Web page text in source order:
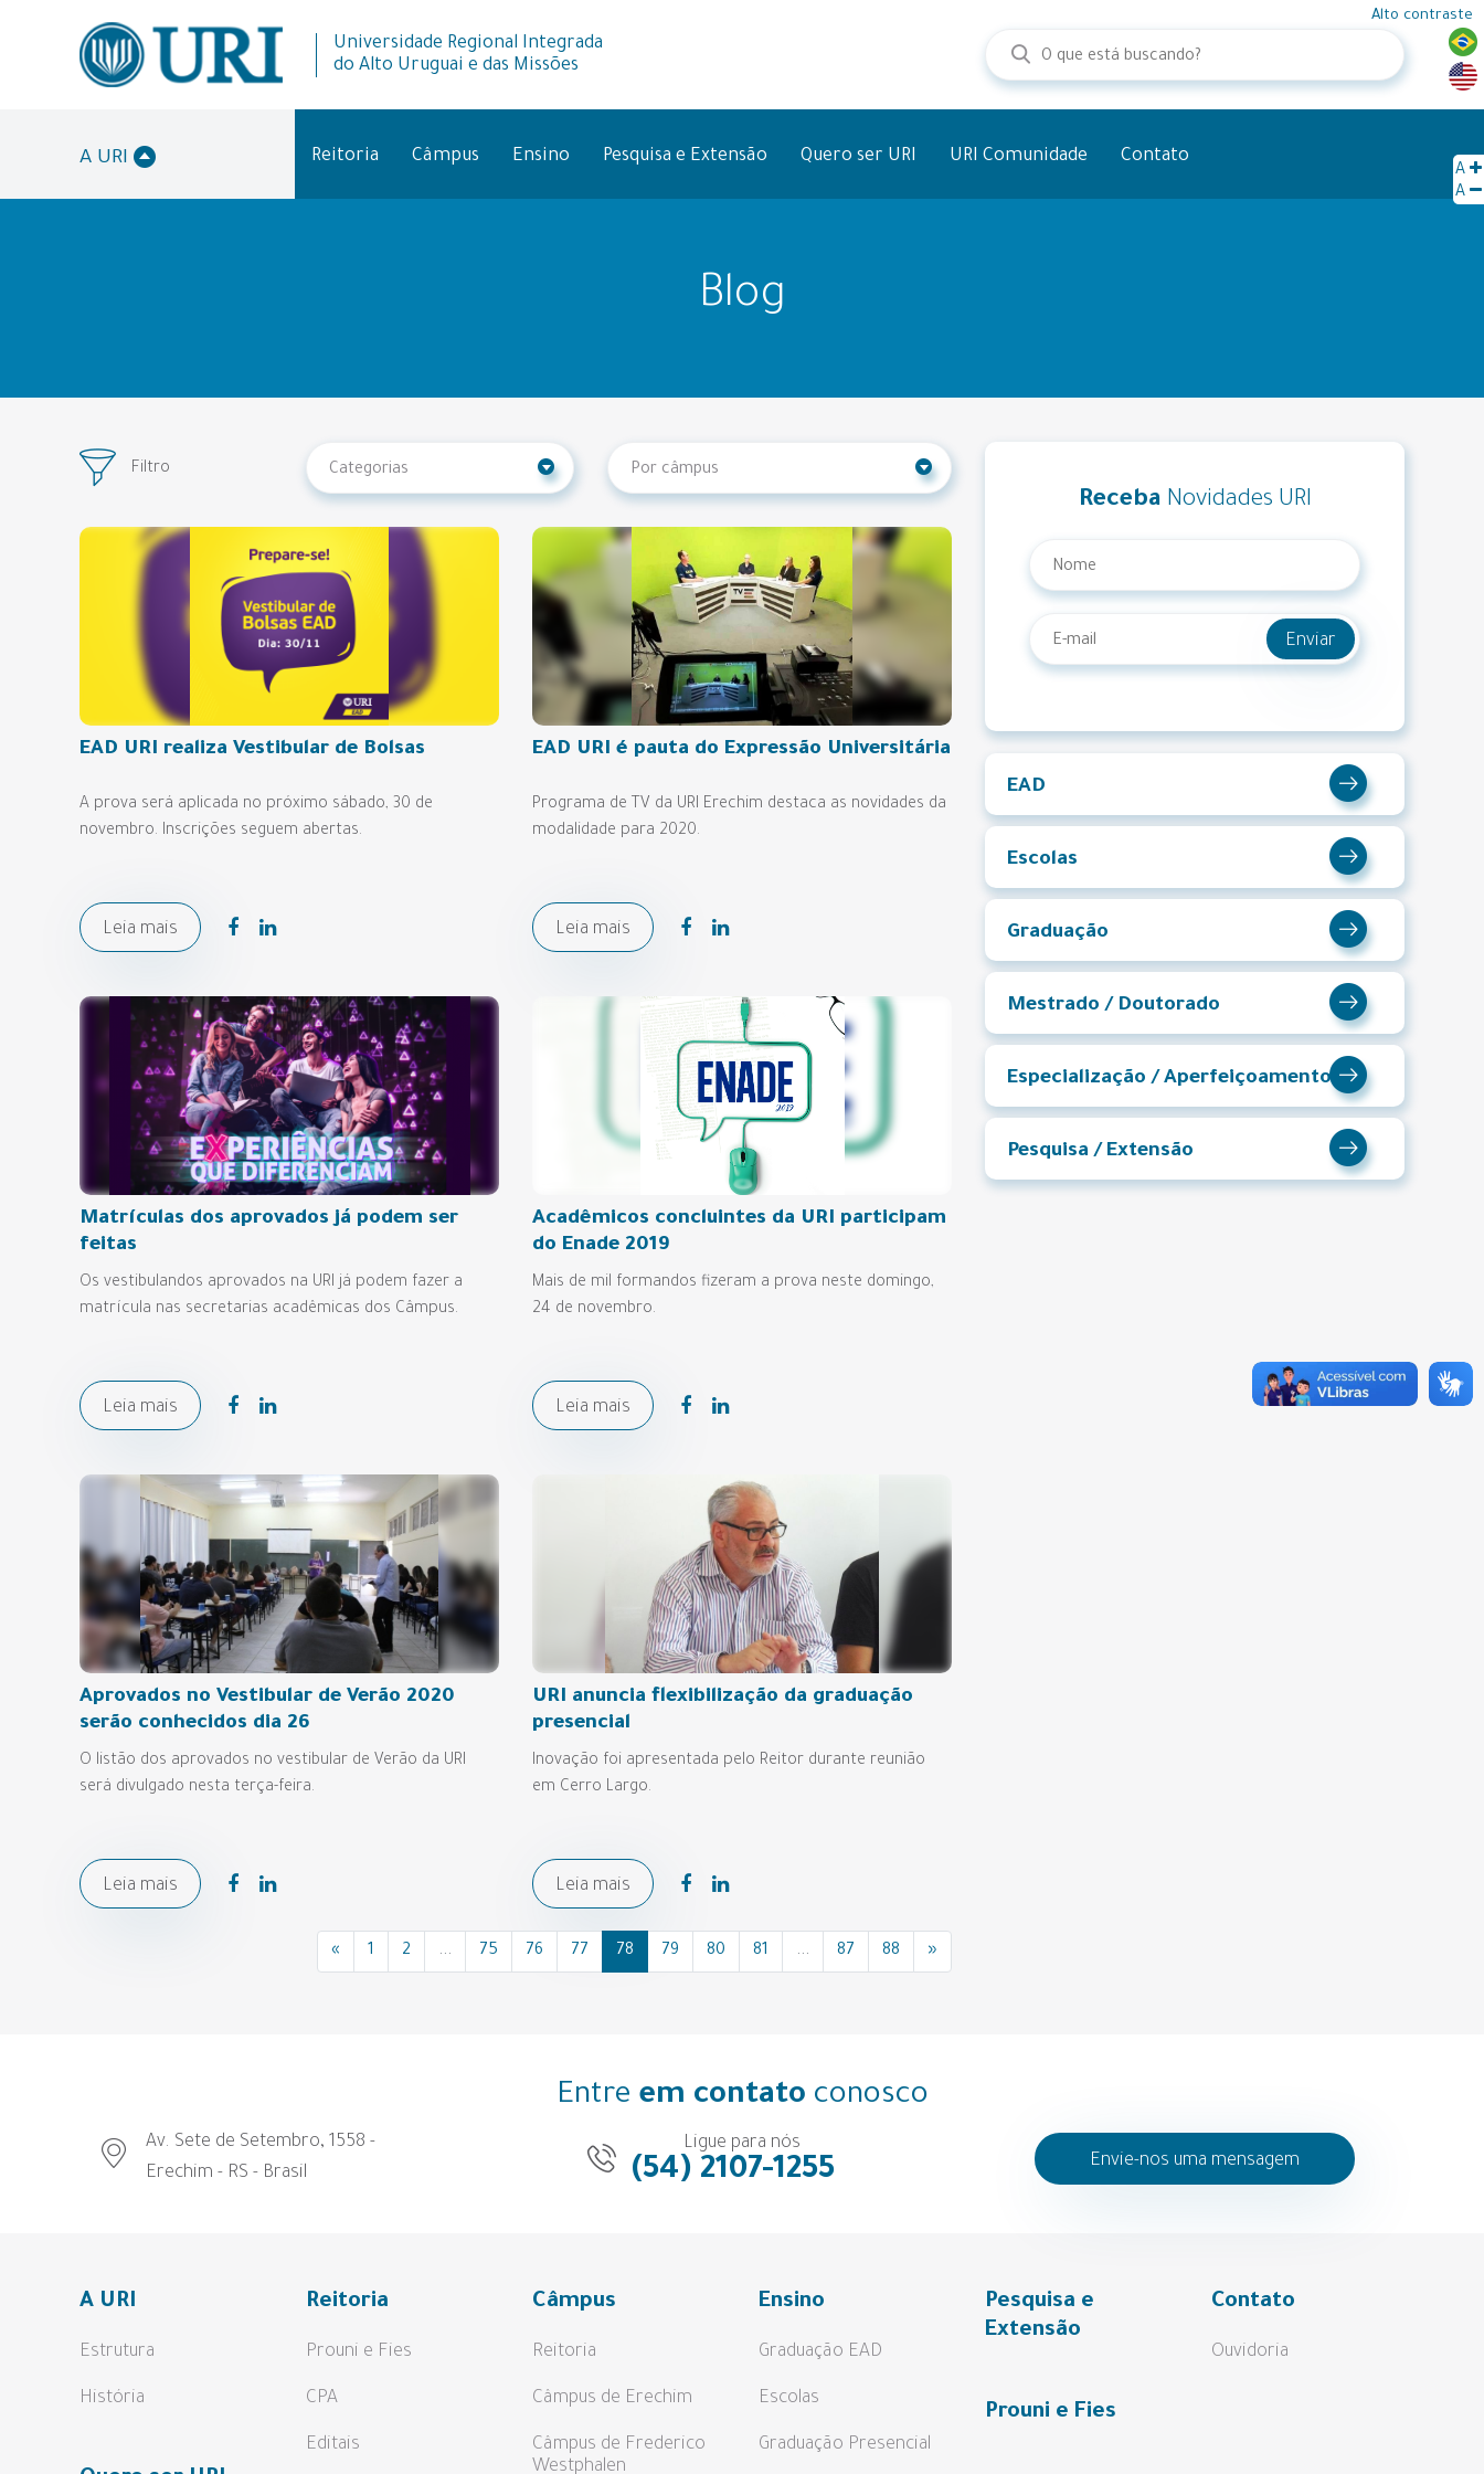
Universidade Regional Integrada
do Alto Uruguai e das Missões
A URI
Alto contraste
A
A
Reitoria Câmpus Ensino Pesquisa e Extensão Quero ser URI URI Comunidade Contato
Blog
Filtro
EAD URI realiza Vestibular de Bolsas
A prova será aplicada no próximo sábado, 30 de
novembro. Inscrições seguem abertas.
Leia mais
EAD URI é pauta do Expressão Universitária
Programa de TV da URI Erechim destaca as novidades da
modalidade para 2020.
Leia mais
Matrículas dos aprovados já podem ser
feitas
Os vestibulandos aprovados na URI já podem fazer a
matrícula nas secretarias acadêmicas dos Câmpus.
Leia mais
Acadêmicos concluintes da URI participam
do Enade 2019
Mais de mil formandos fizeram a prova neste domingo,
24 de novembro.
Leia mais
Aprovados no Vestibular de Verão 2020
serão conhecidos dia 26
O listão dos aprovados no vestibular de Verão da URI
será divulgado nesta terça-feira.
Leia mais
URI anuncia flexibilização da graduação
presencial
Inovação foi apresentada pelo Reitor durante reunião
em Cerro Largo.
Leia mais
« 1 2 ... 75 76 77 78 79 80 81 ... 87 88 »
Receba Novidades URI
Enviar
EAD
Escolas
Graduação
Mestrado / Doutorado
Especialização / Aperfeiçoamento
Pesquisa / Extensão
Entre em contato conosco
Av. Sete de Setembro, 1558 -
Erechim - RS - Brasil
Ligue para nós
(54) 2107-1255 Envie-nos uma mensagem
A URI
Estrutura
História
Reitoria
Prouni e Fies
CPA
Editais
Câmpus
Reitoria
Câmpus de Erechim
Câmpus de Frederico
Westphalen
Ensino
Graduação EAD
Escolas
Graduação Presencial
Pesquisa e
Extensão
Prouni e Fies
Contato
Ouvidoria